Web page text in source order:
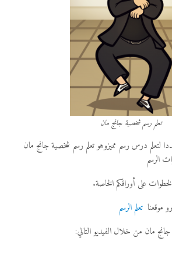
تعلم رسم شخصية جانج مان
لتعلم درس رسم مميزوهو تعلم رسم شخصية جانج مان
الرسم
على أوراقكم الخاصة.
موقعنا تعلم الرسم
مان من خلال الفيديو التالي: